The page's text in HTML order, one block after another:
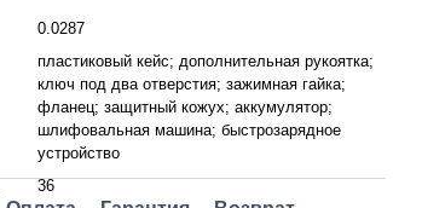
0.0287
пластиковый кейс; дополнительная рукоятка;
ключ под два отверстия; зажимная гайка;
фланец; защитный кожух; аккумулятор;
шлифовальная машина; быстрозарядное
устройство
36